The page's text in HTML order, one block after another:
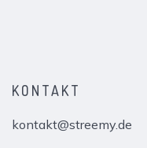
KONTAKT
kontakt@streemy.de